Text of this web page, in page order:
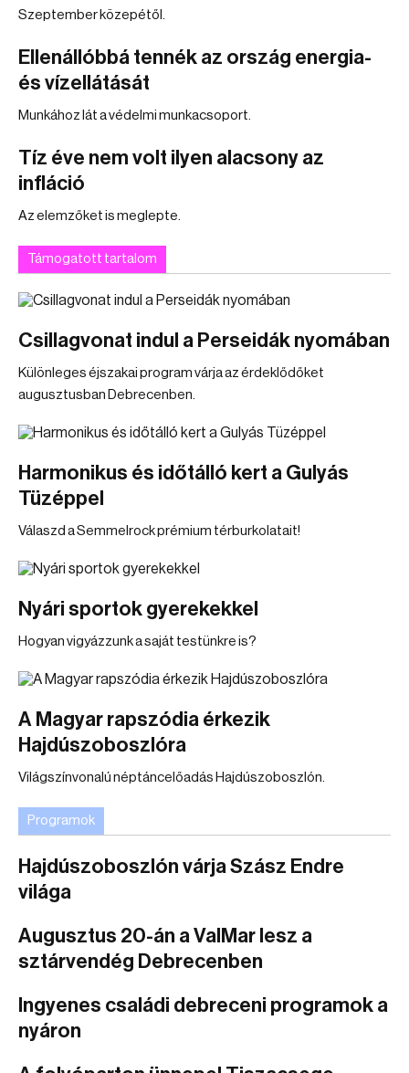
Szeptember közepétől.
Ellenállóbbá tennék az ország energia-
és vízellátását
Munkához lát a védelmi munkacsoport.
Tíz éve nem volt ilyen alacsony az
infláció
Az elemzőket is meglepte.
Támogatott tartalom
Csillagvonat indul a Perseidák nyomában
Különleges éjszakai program várja az érdeklődőket
augusztusban Debrecenben.
Harmonikus és időtálló kert a Gulyás
Tüzéppel
Válaszd a Semmelrock prémium térburkolatait!
Nyári sportok gyerekekkel
Hogyan vigyázzunk a saját testünkre is?
A Magyar rapszódia érkezik
Hajdúszoboszlóra
Világszínvonalú néptáncelőadás Hajdúszoboszlón.
Programok
Hajdúszoboszlón várja Szász Endre
világa
Augusztus 20-án a ValMar lesz a
sztárvendég Debrecenben
Ingyenes családi debreceni programok a
nyáron